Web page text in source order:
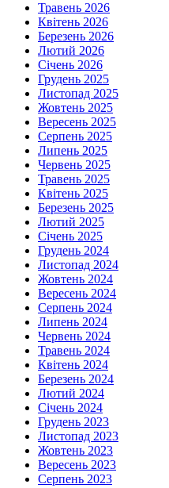
Травень 2026
Квітень 2026
Березень 2026
Лютий 2026
Січень 2026
Грудень 2025
Листопад 2025
Жовтень 2025
Вересень 2025
Серпень 2025
Липень 2025
Червень 2025
Травень 2025
Квітень 2025
Березень 2025
Лютий 2025
Січень 2025
Грудень 2024
Листопад 2024
Жовтень 2024
Вересень 2024
Серпень 2024
Липень 2024
Червень 2024
Травень 2024
Квітень 2024
Березень 2024
Лютий 2024
Січень 2024
Грудень 2023
Листопад 2023
Жовтень 2023
Вересень 2023
Серпень 2023